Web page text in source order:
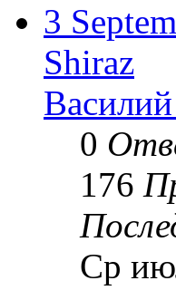
3
Shiraz
0
176
Ср